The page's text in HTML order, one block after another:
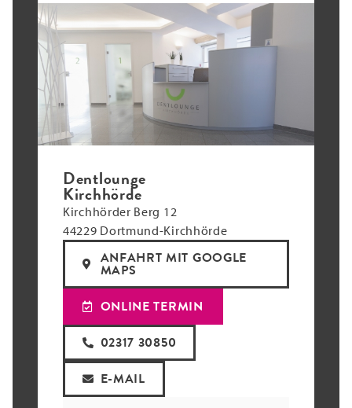
Dentlounge
Kirchhörde
Kirchhörder Berg 12
44229 Dortmund-Kirchhörde
ANFAHRT MIT GOOGLE
MAPS
ONLINE TERMIN
02317 30850
E-MAIL